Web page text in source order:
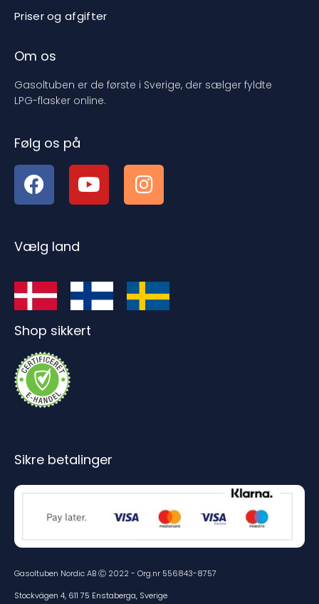
Priser og afgifter
Om os
Gasoltuben er de første i Sverige, der sælger fyldte
LPG-flasker online.
Følg os på
Vælg land
Shop sikkert
Gasoltuben Nordic AB Ⓒ 2022 - Org.nr 556843-8757
Stockvägen 4, 611 75 Enstaberga, Sverige
Sikre betalinger